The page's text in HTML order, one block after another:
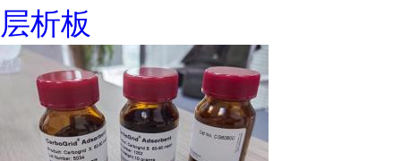
层析板